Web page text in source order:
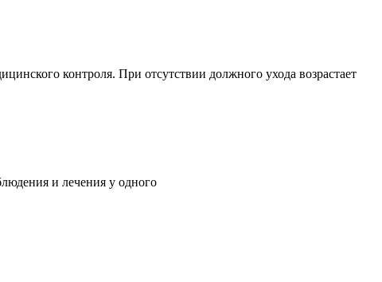
контроля. При отсутствии должного ухода возрастает
и лечения у одного